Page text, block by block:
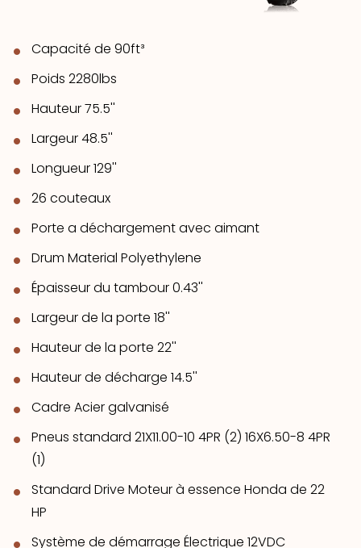
Capacité de 90ft³
Poids 2280lbs
Hauteur 75.5''
Largeur 48.5''
Longueur 129''
26 couteaux
Porte a déchargement avec aimant
Drum Material Polyethylene
Épaisseur du tambour 0.43''
Largeur de la porte 18''
Hauteur de la porte 22''
Hauteur de décharge 14.5''
Cadre Acier galvanisé
Pneus standard 21X11.00-10 4PR (2) 16X6.50-8 4PR
(1)
Standard Drive Moteur à essence Honda de 22
HP
Système de démarrage Électrique 12VDC